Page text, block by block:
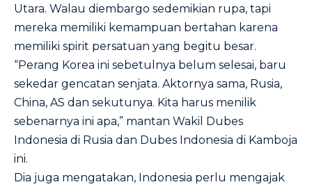
Utara. Walau diembargo sedemikian rupa, tapi
mereka memiliki kemampuan bertahan karena
memiliki spirit persatuan yang begitu besar.
“Perang Korea ini sebetulnya belum selesai, baru
sekedar gencatan senjata. Aktornya sama, Rusia,
China, AS dan sekutunya. Kita harus menilik
sebenarnya ini apa,” mantan Wakil Dubes
Indonesia di Rusia dan Dubes Indonesia di Kamboja
ini.
Dia juga mengatakan, Indonesia perlu mengajak